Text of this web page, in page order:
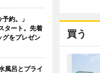
買う
約。」
タート。先着
グをプレゼン
風呂とプライ